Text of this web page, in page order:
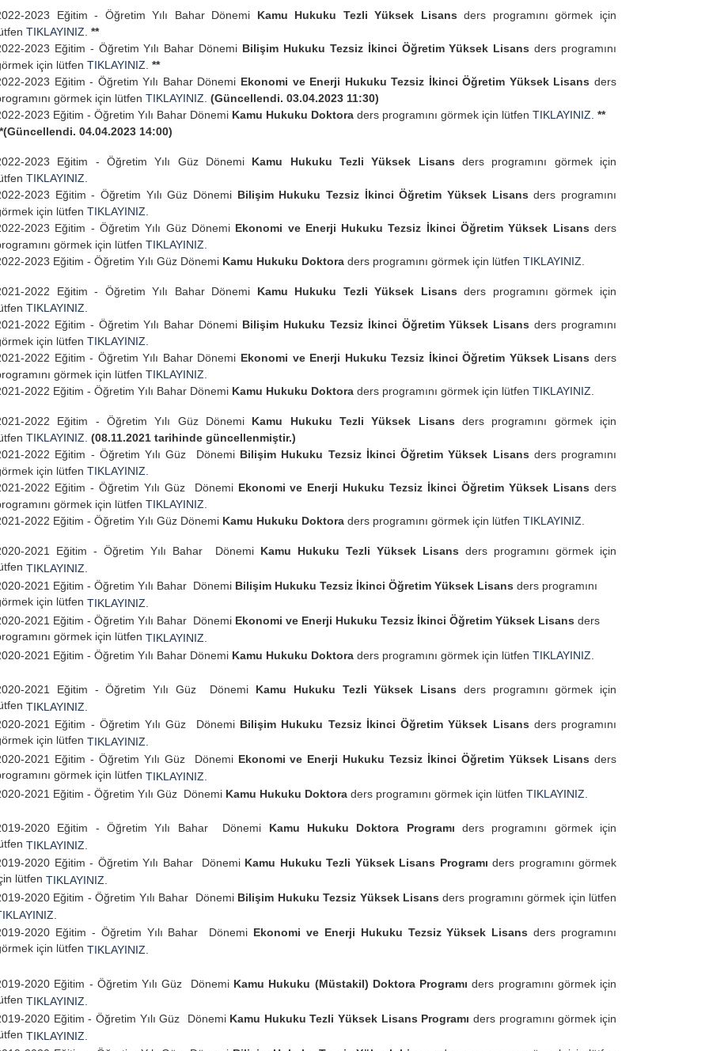
2023 Eğitim - Öğretim Yılı Bahar Dönemi Kamu Hukuku Tezli Yüksek Lisansders programını görmek için
TIKLAYINIZ. **
2023 Eğitim - Öğretim Yılı Bahar Dönemi Bilişim Hukuku Tezsiz İkinci Öğretim Yüksek Lisansders programını
için lütfen TIKLAYINIZ. **
2023 Eğitim - Öğretim Yılı Bahar Dönemi Ekonomi ve Enerji Hukuku Tezsiz İkinci Öğretim Yüksek Lisans ders
görmek için lütfen TIKLAYINIZ. (Güncellendi. 03.04.2023 11:30)
2023 Eğitim - Öğretim Yılı Bahar Dönemi Kamu Hukuku Doktora ders programını görmek için lütfen TIKLAYINIZ. **
04.04.2023 14:00)
2023 Eğitim - Öğretim Yılı Güz Dönemi Kamu Hukuku Tezli Yüksek Lisans ders programını görmek için
TIKLAYINIZ
2023 Eğitim - Öğretim Yılı Güz Dönemi Bilişim Hukuku Tezsiz İkinci Öğretim Yüksek Lisansders programını
için lütfen TIKLAYINIZ.
2023 Eğitim - Öğretim Yılı Güz DönemiEkonomi ve Enerji Hukuku Tezsiz İkinci Öğretim Yüksek Lisans ders
görmek için lütfen TIKLAYINIZ.
2023 Eğitim - Öğretim Yılı Güz Dönemi Kamu Hukuku Doktora ders programını görmek için lütfen TIKLAYINIZ.
2022 Eğitim - Öğretim Yılı Bahar Dönemi Kamu Hukuku Tezli Yüksek Lisansders programını görmek için
TIKLAYINIZ.
2022 Eğitim - Öğretim Yılı Bahar Dönemi Bilişim Hukuku Tezsiz İkinci Öğretim Yüksek Lisansders programını
için lütfen TIKLAYINIZ.
2022 Eğitim - Öğretim Yılı Bahar Dönemi Ekonomi ve Enerji Hukuku Tezsiz İkinci Öğretim Yüksek Lisans ders
görmek için lütfen TIKLAYINIZ.
2022 Eğitim - Öğretim Yılı Bahar Dönemi Kamu Hukuku Doktora ders programını görmek için lütfen TIKLAYINIZ.
2022 Eğitim - Öğretim Yılı Güz Dönemi Kamu Hukuku Tezli Yüksek Lisans ders programını görmek için
TIKLAYINIZ. (08.11.2021 tarihinde güncellenmiştir.)
2022 Eğitim - Öğretim Yılı Güz DönemiBilişim Hukuku Tezsiz İkinci Öğretim Yüksek Lisans ders programını
için lütfen TIKLAYINIZ.
2022 Eğitim - Öğretim Yılı Güz DönemiEkonomi ve Enerji Hukuku Tezsiz İkinci Öğretim Yüksek Lisansders
görmek için lütfen TIKLAYINIZ.
2022 Eğitim - Öğretim Yılı Güz Dönemi Kamu Hukuku Doktora ders programını görmek için lütfen TIKLAYINIZ.
2021 Eğitim - Öğretim Yılı Bahar Dönemi Kamu Hukuku Tezli Yüksek Lisans ders programını görmek için
TIKLAYINIZ.
2021 Eğitim - Öğretim Yılı Bahar Dönemi Bilişim Hukuku Tezsiz İkinci Öğretim Yüksek Lisans ders programını
için lütfen TIKLAYINIZ.
2021 Eğitim - Öğretim Yılı Bahar Dönemi Ekonomi ve Enerji Hukuku Tezsiz İkinci Öğretim Yüksek Lisans ders
görmek için lütfen TIKLAYINIZ.
2021 Eğitim - Öğretim Yılı Bahar Dönemi Kamu Hukuku Doktora ders programını görmek için lütfen TIKLAYINIZ.
2021 Eğitim - Öğretim Yılı Güz Dönemi Kamu Hukuku Tezli Yüksek Lisans ders programını görmek için
TIKLAYINIZ.
2021 Eğitim - Öğretim Yılı Güz DönemiBilişim Hukuku Tezsiz İkinci Öğretim Yüksek Lisans ders programını
için lütfen TIKLAYINIZ.
2021 Eğitim - Öğretim Yılı Güz DönemiEkonomi ve Enerji Hukuku Tezsiz İkinci Öğretim Yüksek Lisansders
görmek için lütfen TIKLAYINIZ.
2021 Eğitim - Öğretim Yılı Güz Dönemi Kamu Hukuku Doktora ders programını görmek için lütfen TIKLAYINIZ.
2020 Eğitim - Öğretim Yılı Bahar Dönemi Kamu Hukuku Doktora Programı ders programını görmek için
TIKLAYINIZ.
2020 Eğitim - Öğretim Yılı Bahar Dönemi Kamu Hukuku Tezli Yüksek Lisans Programı ders programını görmek
lütfen TIKLAYINIZ.
2020 Eğitim - Öğretim Yılı Bahar DönemiBilişim Hukuku Tezsiz Yüksek Lisansders programını görmek için lütfen
2020 Eğitim - Öğretim Yılı Bahar Dönemi Ekonomi ve Enerji Hukuku Tezsiz Yüksek Lisansders programını
için lütfen TIKLAYINIZ.
2020 Eğitim - Öğretim Yılı Güz DönemiKamu Hukuku (Müstakil) Doktora Programı ders programını görmek için
TIKLAYINIZ.
2020 Eğitim - Öğretim Yılı Güz Dönemi Kamu Hukuku Tezli Yüksek Lisans Programıders programını görmek için
TIKLAYINIZ.